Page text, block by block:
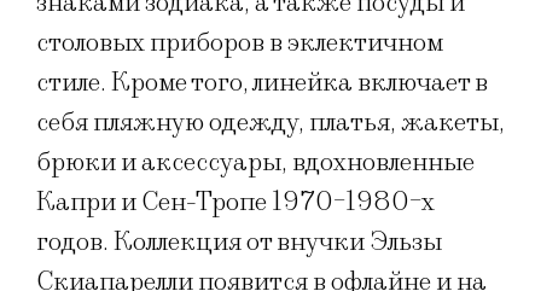
столовых приборов в эклектичном
стиле. Кроме того, линейка включает в
себя пляжную одежду, платья, жакеты,
брюки и аксессуары, вдохновленные
Капри и Сен-Тропе 1970-1980-х
годов. Коллекция от внучки Эльзы
Скиапарелли появится в офлайне и на